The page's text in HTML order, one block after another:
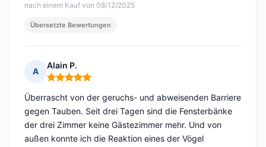
nach einem Kauf von 08/12/2025
Übersetzte Bewertungen
A
Alain P.
Hinweis: 5 von 5
Überrascht von der geruchs- und abweisenden Barriere
gegen Tauben. Seit drei Tagen sind die Fensterbänke
der drei Zimmer keine Gästezimmer mehr. Und von
außen konnte ich die Reaktion eines der Vögel